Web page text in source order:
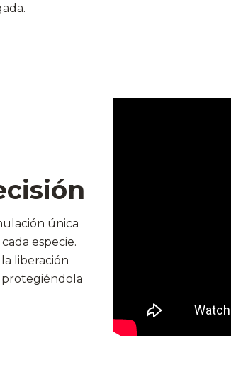
única
especie.
liberación